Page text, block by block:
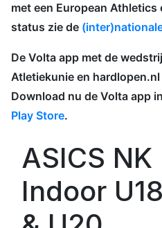
met een European
status zie de
De Volta app met de
Atletiekunie en
Download nu de Volta app
Play Store.
ASICS NK
Indoor U18